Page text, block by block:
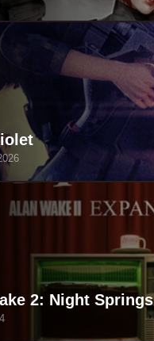
2: Night Springs